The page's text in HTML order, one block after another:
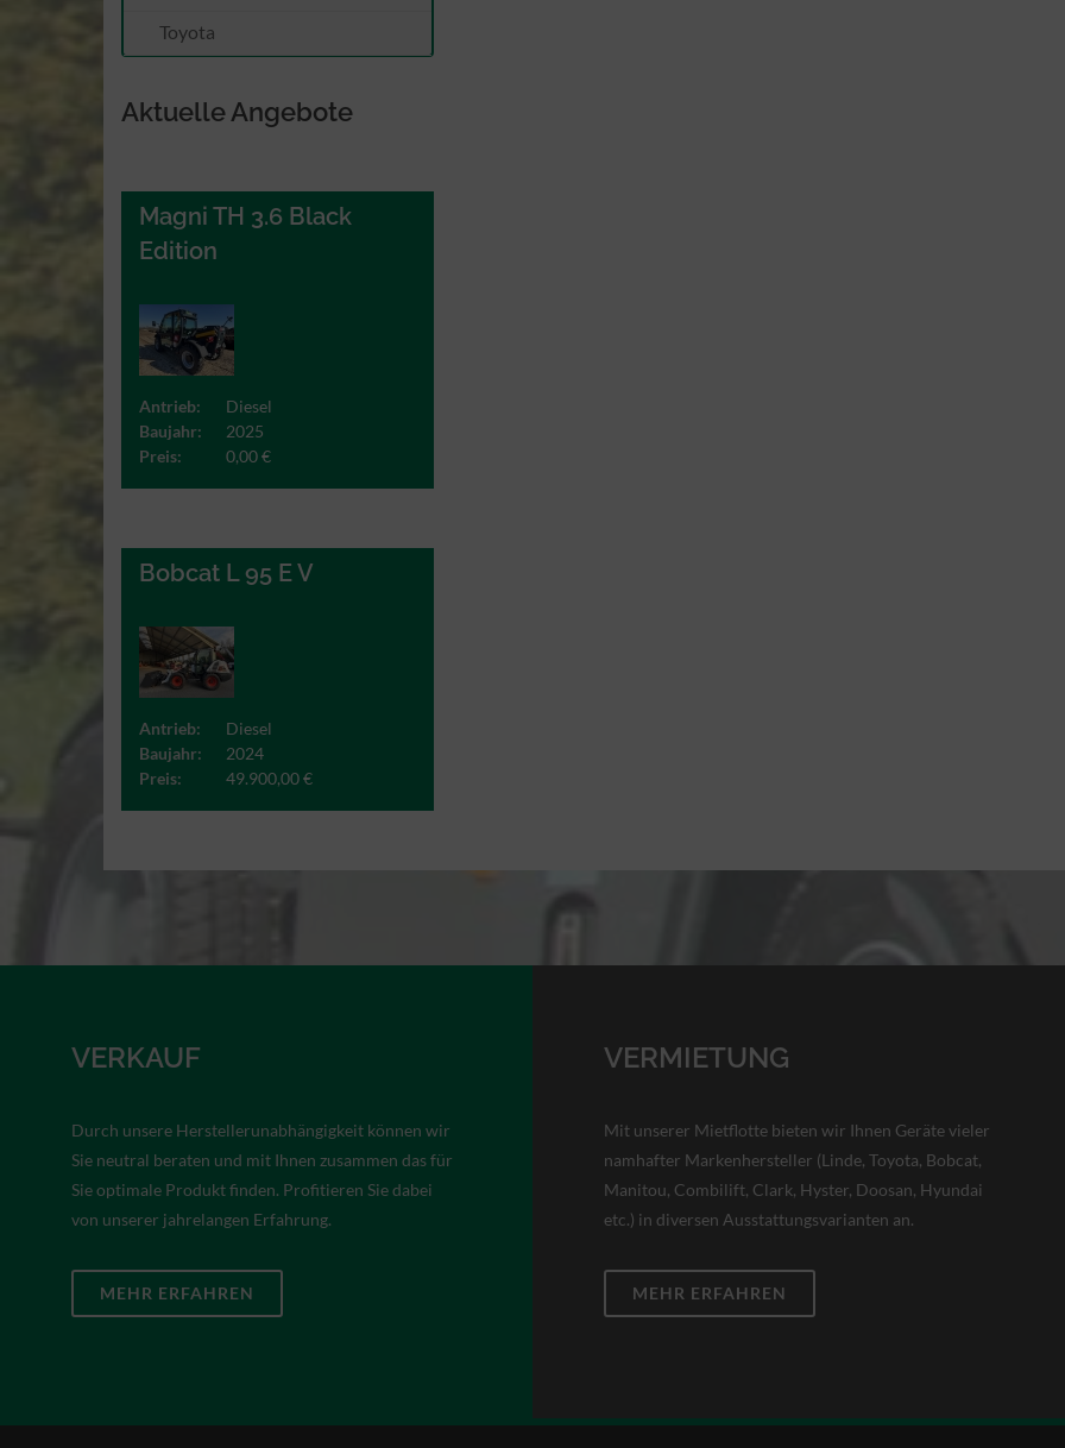
Toyota
Aktuelle Angebote
Magni TH 3.6 Black
Edition
Antrieb:
Diesel
Baujahr:
2025
Preis:
0,00 €
Bobcat L 95 E V
Antrieb:
Diesel
Baujahr:
2024
Preis:
49.900,00 €
VERKAUF
Durch unsere Herstellerunabhängigkeit können wir
Sie neutral beraten und mit Ihnen zusammen das für
Sie optimale Produkt finden. Profitieren Sie dabei
von unserer jahrelangen Erfahrung.
MEHR ERFAHREN
VERMIETUNG
Mit unserer Mietflotte bieten wir Ihnen Geräte vieler
namhafter Markenhersteller (Linde, Toyota, Bobcat,
Manitou, Combilift, Clark, Hyster, Doosan, Hyundai
etc.) in diversen Ausstattungsvarianten an.
MEHR ERFAHREN